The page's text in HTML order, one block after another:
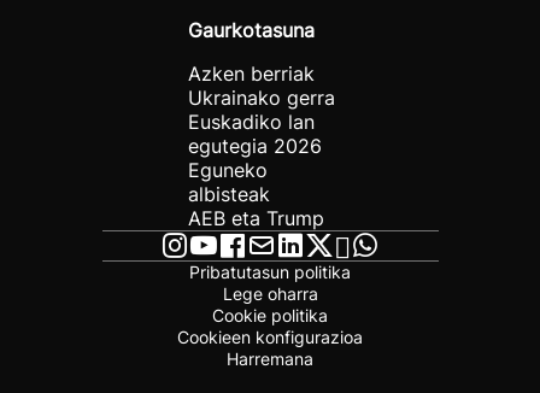
Gaurkotasuna
Azken berriak
Ukrainako gerra
Euskadiko lan
egutegia 2026
Eguneko
albisteak
AEB eta Trump
Pribatutasun politika
Lege oharra
Cookie politika
Cookieen konfigurazioa
Harremana